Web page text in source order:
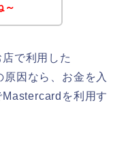
～
で利用した
因なら、お金を入
を利用す